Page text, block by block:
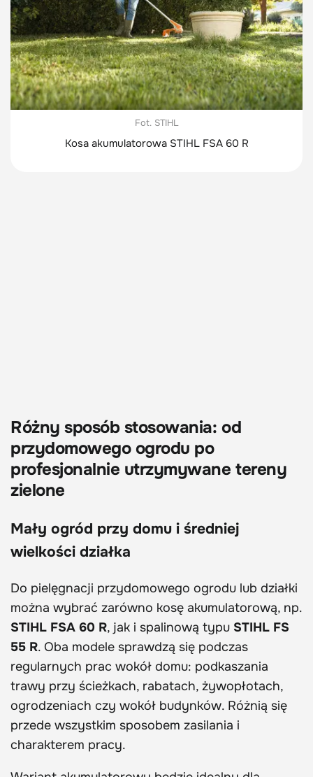
Fot. STIHL
Kosa akumulatorowa STIHL FSA 60 R
Różny sposób stosowania: od
przydomowego ogrodu po
profesjonalnie utrzymywane tereny
zielone
Mały ogród przy domu i średniej
wielkości działka
Do pielęgnacji przydomowego ogrodu lub działki
można wybrać zarówno kosę akumulatorową, np.
STIHL FSA 60 R, jak i spalinową typu STIHL FS
55 R. Oba modele sprawdzą się podczas
regularnych prac wokół domu: podkaszania
trawy przy ścieżkach, rabatach, żywopłotach,
ogrodzeniach czy wokół budynków. Różnią się
przede wszystkim sposobem zasilania i
charakterem pracy.